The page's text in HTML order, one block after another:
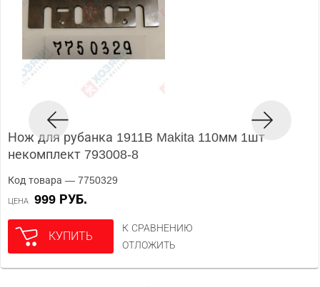
Нож для рубанка 1911B Makita 110мм 1шт
некомплект 793008-8
Код товара — 7750329
ЦЕНА 999 РУБ.
КУПИТЬ
К СРАВНЕНИЮ
ОТЛОЖИТЬ